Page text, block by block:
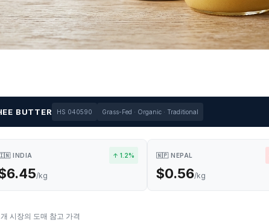
BUTTER HS 040590 Grass-Fed · Organic · Traditional
INDIA ↑ 1.2%
/kg
🇳🇵 NEPAL
$0.56/kg
시장의 도매 참고 가격